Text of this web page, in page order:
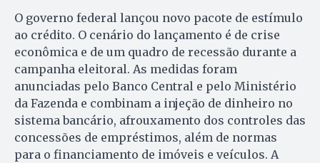
O governo federal lançou novo pacote de estímulo
ao crédito. O cenário do lançamento é de crise
econômica e de um quadro de recessão durante a
campanha eleitoral. As medidas foram
anunciadas pelo Banco Central e pelo Ministério
da Fazenda e combinam a injeção de dinheiro no
sistema bancário, afrouxamento dos controles das
concessões de empréstimos, além de normas
para o financiamento de imóveis e veículos. A